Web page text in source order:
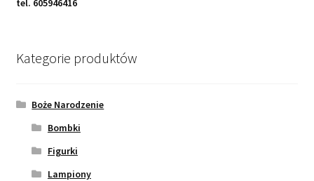
tel. 605946416
Kategorie produktów
Boże Narodzenie
Bombki
Figurki
Lampiony